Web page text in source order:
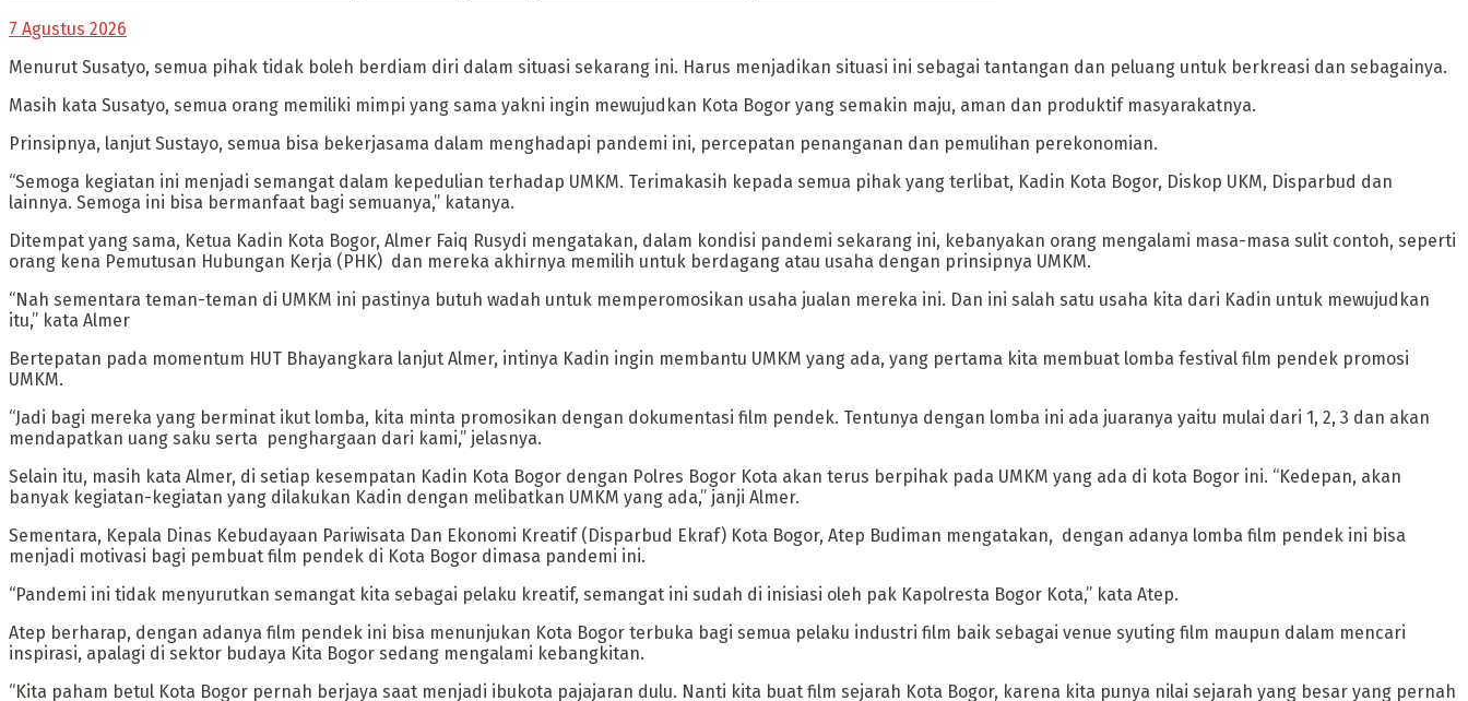
7 Agustus 2026
Menurut Susatyo, semua pihak tidak boleh berdiam diri dalam situasi sekarang ini. Harus menjadikan situasi ini sebagai tantangan dan peluang untuk berkreasi dan sebagainya.
Masih kata Susatyo, semua orang memiliki mimpi yang sama yakni ingin mewujudkan Kota Bogor yang semakin maju, aman dan produktif masyarakatnya.
Prinsipnya, lanjut Sustayo, semua bisa bekerjasama dalam menghadapi pandemi ini, percepatan penanganan dan pemulihan perekonomian.
“Semoga kegiatan ini menjadi semangat dalam kepedulian terhadap UMKM. Terimakasih kepada semua pihak yang terlibat, Kadin Kota Bogor, Diskop UKM, Disparbud dan
lainnya. Semoga ini bisa bermanfaat bagi semuanya,” katanya.
Ditempat yang sama, Ketua Kadin Kota Bogor, Almer Faiq Rusydi mengatakan, dalam kondisi pandemi sekarang ini, kebanyakan orang mengalami masa-masa sulit contoh, seperti
orang kena Pemutusan Hubungan Kerja (PHK) dan mereka akhirnya memilih untuk berdagang atau usaha dengan prinsipnya UMKM.
“Nah sementara teman-teman di UMKM ini pastinya butuh wadah untuk memperomosikan usaha jualan mereka ini. Dan ini salah satu usaha kita dari Kadin untuk mewujudkan
itu,” kata Almer
Bertepatan pada momentum HUT Bhayangkara lanjut Almer, intinya Kadin ingin membantu UMKM yang ada, yang pertama kita membuat lomba festival film pendek promosi
UMKM.
“Jadi bagi mereka yang berminat ikut lomba, kita minta promosikan dengan dokumentasi film pendek. Tentunya dengan lomba ini ada juaranya yaitu mulai dari 1, 2, 3 dan akan
mendapatkan uang saku serta penghargaan dari kami,” jelasnya.
Selain itu, masih kata Almer, di setiap kesempatan Kadin Kota Bogor dengan Polres Bogor Kota akan terus berpihak pada UMKM yang ada di kota Bogor ini. “Kedepan, akan
banyak kegiatan-kegiatan yang dilakukan Kadin dengan melibatkan UMKM yang ada,” janji Almer.
Sementara, Kepala Dinas Kebudayaan Pariwisata Dan Ekonomi Kreatif (Disparbud Ekraf) Kota Bogor, Atep Budiman mengatakan, dengan adanya lomba film pendek ini bisa
menjadi motivasi bagi pembuat film pendek di Kota Bogor dimasa pandemi ini.
“Pandemi ini tidak menyurutkan semangat kita sebagai pelaku kreatif, semangat ini sudah di inisiasi oleh pak Kapolresta Bogor Kota,” kata Atep.
Atep berharap, dengan adanya film pendek ini bisa menunjukan Kota Bogor terbuka bagi semua pelaku industri film baik sebagai venue syuting film maupun dalam mencari
inspirasi, apalagi di sektor budaya Kita Bogor sedang mengalami kebangkitan.
“Kita paham betul Kota Bogor pernah berjaya saat menjadi ibukota pajajaran dulu. Nanti kita buat film sejarah Kota Bogor, karena kita punya nilai sejarah yang besar yang pernah